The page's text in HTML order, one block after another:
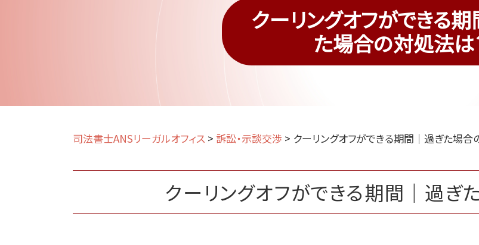
クーリングオフができる
た場合の対処法は
司法書士ANSリーガルオフィス > 訴訟・示談交渉 > クーリングオフができる期間｜過ぎた場合
クーリングオフができる期間｜過ぎ